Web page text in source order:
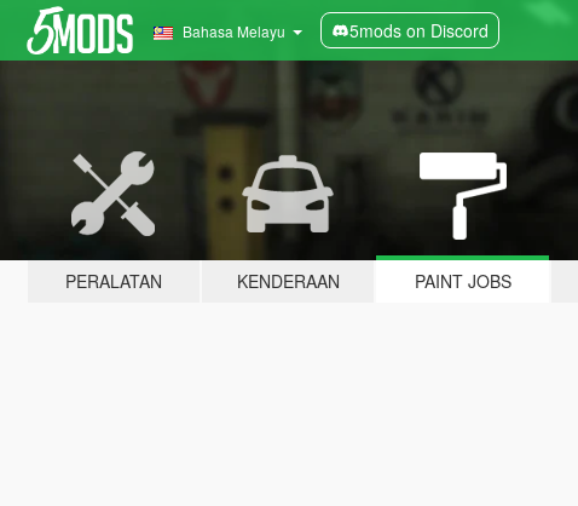
Bahasa Melayu 5mods on Discord
PERALATAN KENDERAAN PAINT JOBS